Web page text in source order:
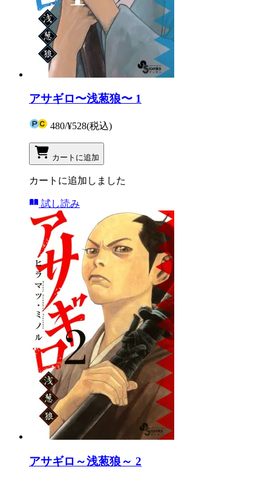
アサギロ〜浅葱狼〜 1
480/¥528(税込)
カートに追加
カートに追加しました
試し読み
アサギロ～浅葱狼～ 2